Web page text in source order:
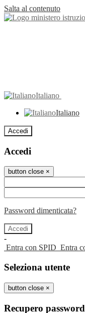
Salta al contenuto
Italiano
Italiano
Accedi
Accedi
button close ×
Password dimenticata?
-
Entra con SPID Entra
Seleziona utente
button close ×
Recupero password